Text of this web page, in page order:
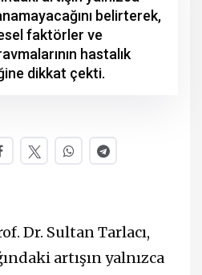
belirterek,
faktörler ve
hastalık
dikkat çekti.
Dr. Sultan Tarlacı,
artışın yalnızca